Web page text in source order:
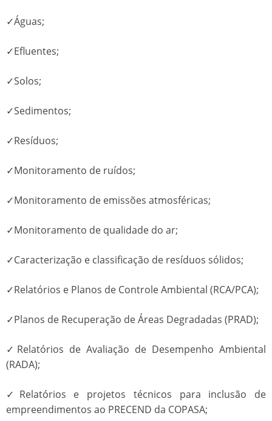
✓Águas;
✓Efluentes;
✓Solos;
✓Sedimentos;
✓Resíduos;
✓Monitoramento de ruídos;
✓Monitoramento de emissões atmosféricas;
✓Monitoramento de qualidade do ar;
✓Caracterização e classificação de resíduos sólidos;
✓Relatórios e Planos de Controle Ambiental (RCA/PCA);
✓Planos de Recuperação de Áreas Degradadas (PRAD);
✓Relatórios de Avaliação de Desempenho Ambiental
(RADA);
✓Relatórios e projetos técnicos para inclusão de
empreendimentos ao PRECEND da COPASA;